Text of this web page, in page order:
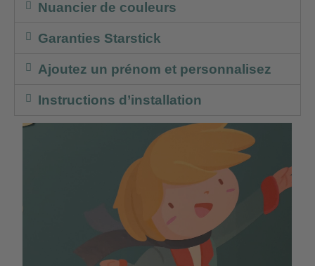
Nuancier de couleurs
Garanties Starstick
Ajoutez un prénom et personnalisez
Instructions d’installation